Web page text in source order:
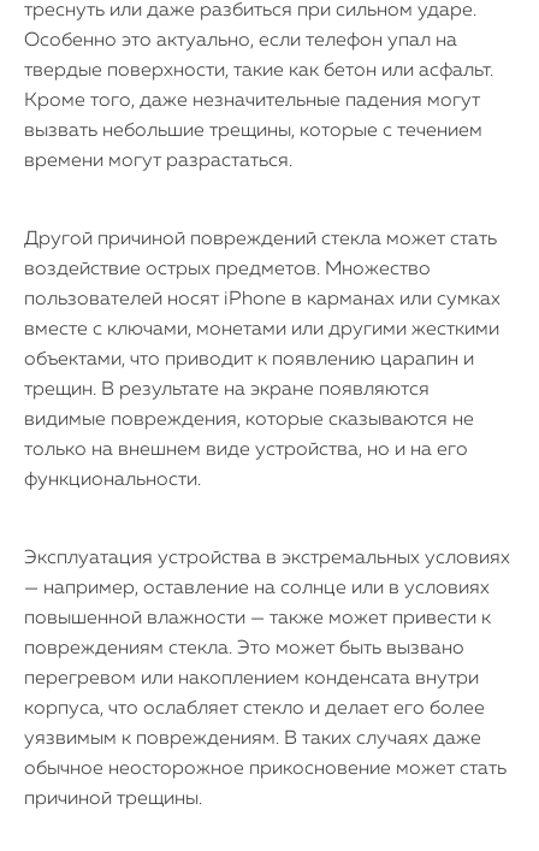
треснуть или даже разбиться при сильном ударе.
Особенно это актуально, если телефон упал на
твердые поверхности, такие как бетон или асфальт.
Кроме того, даже незначительные падения могут
вызвать небольшие трещины, которые с течением
времени могут разрастаться.
Другой причиной повреждений стекла может стать
воздействие острых предметов. Множество
пользователей носят iPhone в карманах или сумках
вместе с ключами, монетами или другими жесткими
объектами, что приводит к появлению царапин и
трещин. В результате на экране появляются
видимые повреждения, которые сказываются не
только на внешнем виде устройства, но и на его
функциональности.
Эксплуатация устройства в экстремальных условиях
— например, оставление на солнце или в условиях
повышенной влажности — также может привести к
повреждениям стекла. Это может быть вызвано
перегревом или накоплением конденсата внутри
корпуса, что ослабляет стекло и делает его более
уязвимым к повреждениям. В таких случаях даже
обычное неосторожное прикосновение может стать
причиной трещины.